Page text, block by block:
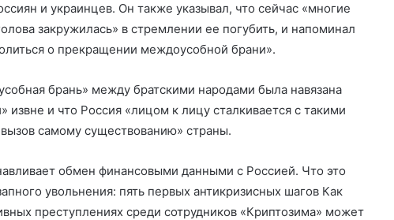
и украинцев. Он также указывал, что сейчас «многие
закружилась» в стремлении ее погубить, и напоминал
о прекращении междоусобной брани».
брань» между братскими народами была навязана
извне и что Россия «лицом к лицу сталкивается с такими
самому существованию» страны.
обмен финансовыми данными с Россией. Что это
увольнения: пять первых антикризисных шагов Как
преступлениях среди сотрудников «Криптозима» может